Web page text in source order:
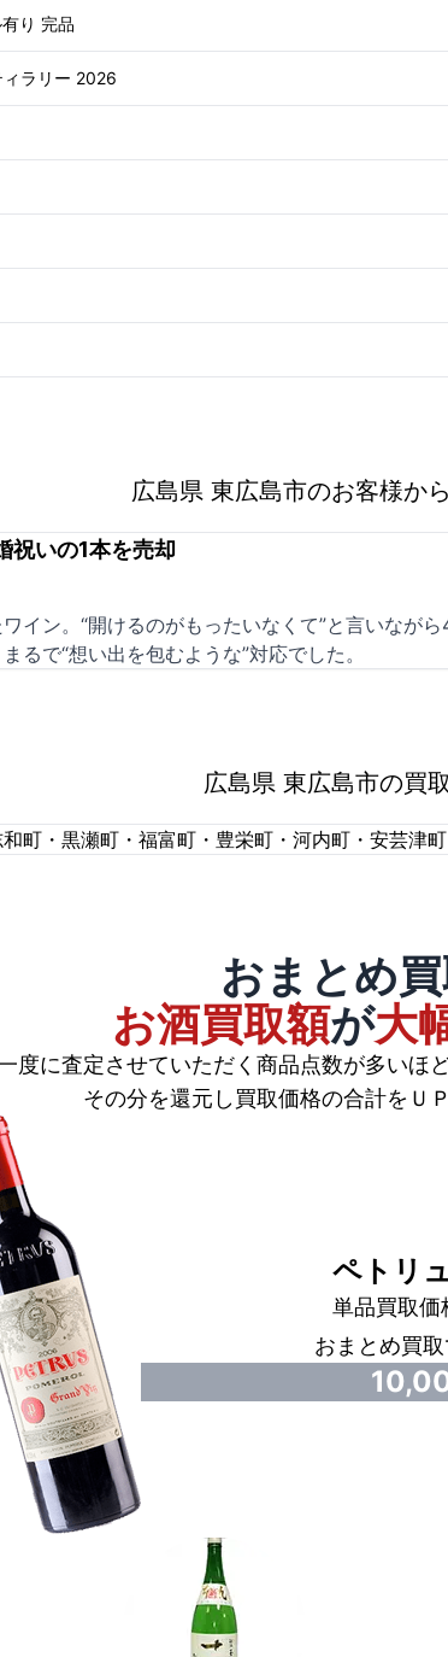
り 完品
ラリー 2026
広島県 東広島市のお客様か
祝いの1本を売却
イン。“開けるのがもったいなくて”と言いなが
るで“想い出を包むような”対応でした。
広島県 東広島市の買
町・黒瀬町・福富町・豊栄町・河内町・安芸津町
おまとめ
お酒買取額が大
度に査定させていただく商品点数が多いほ
その分を還元し買取価格の合計をＵ
ペトリ
単品買取
おまとめ買